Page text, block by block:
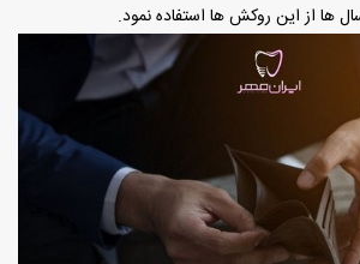
ها از این روکش ها استفاده نمود.